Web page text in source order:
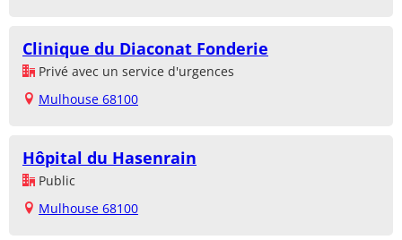
Clinique du Diaconat Fonderie
Privé avec un service d'urgences
Mulhouse 68100
Hôpital du Hasenrain
Public
Mulhouse 68100